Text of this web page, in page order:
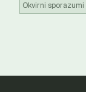
Okvirni sporazumi